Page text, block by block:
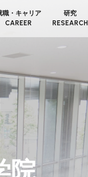
職・キャリア
CAREER
研究
RESEARCH
院